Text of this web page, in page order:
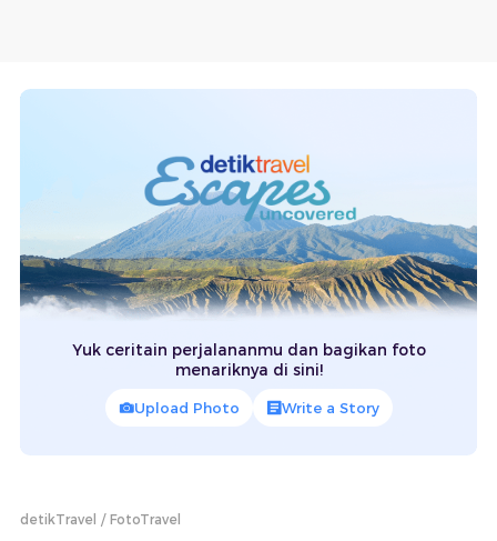
Yuk ceritain perjalananmu dan bagikan foto
menariknya di sini!
Upload Photo Write a Story
detikTravel FotoTravel